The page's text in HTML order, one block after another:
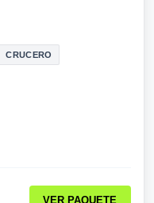
CRUCERO
VER PAQUETE